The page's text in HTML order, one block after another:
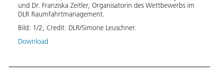
und Dr. Franziska Zeitler, Organisatorin des Wettbewerbs im
DLR Raumfahrtmanagement.
Bild: 1/2, Credit: DLR/Simone Leuschner.
Download